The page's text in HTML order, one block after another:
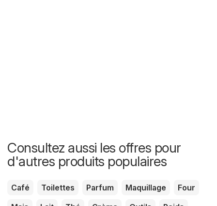
Consultez aussi les offres pour
d'autres produits populaires
Café Toilettes Parfum Maquillage
Four